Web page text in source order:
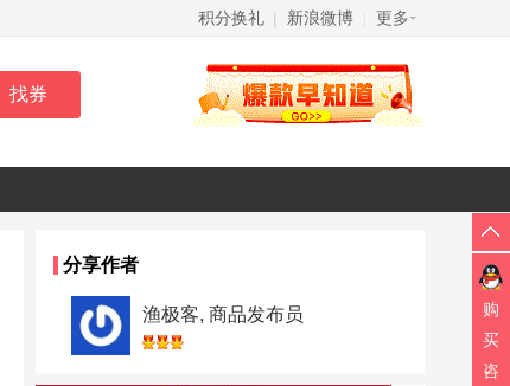
积分换礼 | 新浪微博 更多
分享作者
渔极客, 商品发布员
购
买
咨